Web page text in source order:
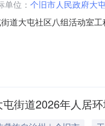
单位： 个旧市人民政府大
道大屯社区八组活动室
街道2026年人居